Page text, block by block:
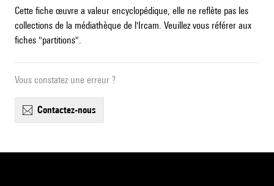
Cette fiche œuvre a valeur encyclopédique, elle ne reflète pas les
collections de la médiathèque de l'Ircam. Veuillez vous référer aux
fiches "partitions".
Vous constatez une erreur ?
contactez-nous